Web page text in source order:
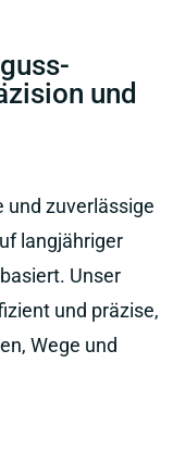
und
und zuverlässige
langjähriger
Unser
und präzise,
Wege und